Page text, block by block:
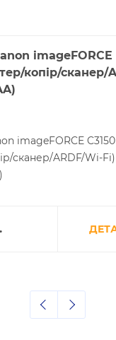
imageFORCE
копір/сканер/
imageFORCE
сканер/ARDF/Wi-Fi)